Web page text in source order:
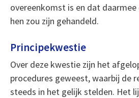
overeenkomst is en dat
hen zou zijn gehandeld.
Principekwestie
Over deze kwestie zijn het
procedures geweest, waarbij de
steeds in het gelijk stelden. Het